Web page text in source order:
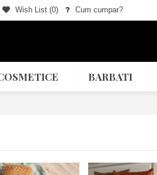
Wish List (0) Cum cumpar?
BARBATI